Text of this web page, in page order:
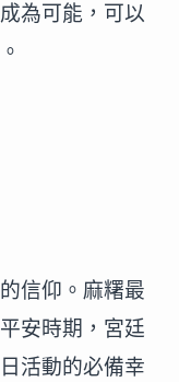
為可能，可以
信仰。麻糬最
安時期，宮廷
活動的必備幸